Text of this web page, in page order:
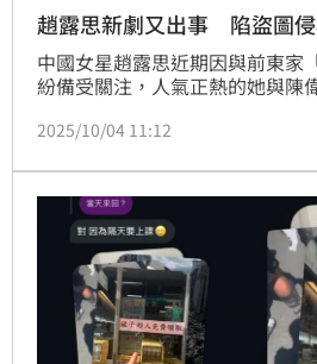
趙露思新劇又出事 陷盜圖
中國女星趙露思近期因與前東家
紛備受關注，人氣正熱的她與陳
「爆款俱樂部」，成為2025年最
似盜圖」風波陷入爭議。
2025/10/04 11:12